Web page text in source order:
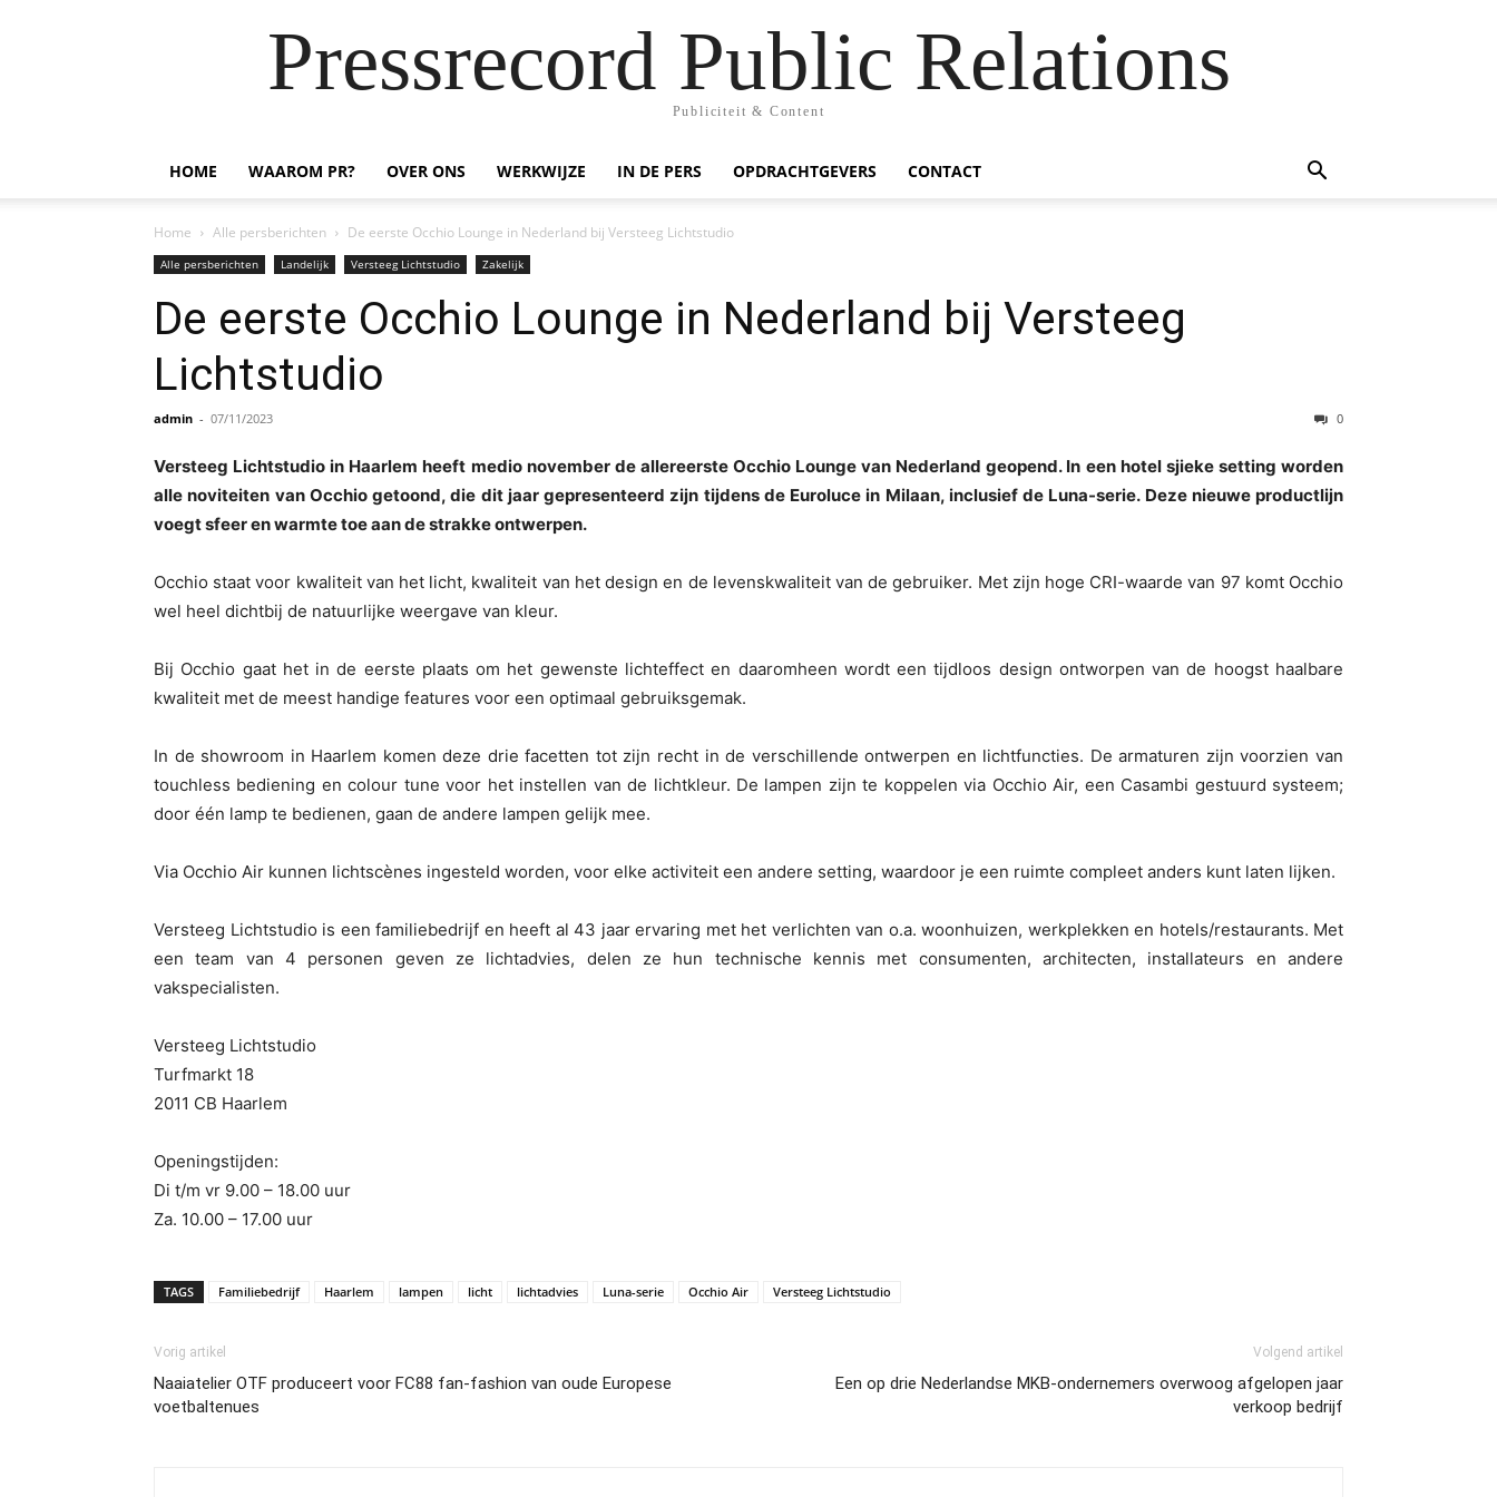
Pressrecord Public Relations
Publiciteit & Content
HOME WAAROM PR? OVER ONS WERKWIJZE IN DE PERS OPDRACHTGEVERS CONTACT
Home Alle persberichten De eerste Occhio Lounge in Nederland bij Versteeg Lichtstudio
Alle persberichten Landelijk Versteeg Lichtstudio Zakelijk
De eerste Occhio Lounge in Nederland bij Versteeg
Lichtstudio
admin - 07/11/2023 0
Versteeg Lichtstudio in Haarlem heeft medio november de allereerste Occhio Lounge van Nederland geopend. In een hotel sjieke setting worden
alle noviteiten van Occhio getoond, die dit jaar gepresenteerd zijn tijdens de Euroluce in Milaan, inclusief de Luna-serie. Deze nieuwe productlijn
voegt sfeer en warmte toe aan de strakke ontwerpen.
Occhio staat voor kwaliteit van het licht, kwaliteit van het design en de levenskwaliteit van de gebruiker. Met zijn hoge CRI-waarde van 97 komt Occhio
wel heel dichtbij de natuurlijke weergave van kleur.
Bij Occhio gaat het in de eerste plaats om het gewenste lichteffect en daaromheen wordt een tijdloos design ontworpen van de hoogst haalbare
kwaliteit met de meest handige features voor een optimaal gebruiksgemak.
In de showroom in Haarlem komen deze drie facetten tot zijn recht in de verschillende ontwerpen en lichtfuncties. De armaturen zijn voorzien van
touchless bediening en colour tune voor het instellen van de lichtkleur. De lampen zijn te koppelen via Occhio Air, een Casambi gestuurd systeem;
door één lamp te bedienen, gaan de andere lampen gelijk mee.
Via Occhio Air kunnen lichtscènes ingesteld worden, voor elke activiteit een andere setting, waardoor je een ruimte compleet anders kunt laten lijken.
Versteeg Lichtstudio is een familiebedrijf en heeft al 43 jaar ervaring met het verlichten van o.a. woonhuizen, werkplekken en hotels/restaurants. Met
een team van 4 personen geven ze lichtadvies, delen ze hun technische kennis met consumenten, architecten, installateurs en andere
vakspecialisten.
Versteeg Lichtstudio
Turfmarkt 18
2011 CB Haarlem
Openingstijden:
Di t/m vr 9.00 – 18.00 uur
Za. 10.00 – 17.00 uur
TAGS Familiebedrijf Haarlem lampen licht lichtadvies Luna-serie Occhio Air Versteeg Lichtstudio
Vorig artikel
Naaiatelier OTF produceert voor FC88 fan-fashion van oude Europese
voetbaltenues
Volgend artikel
Een op drie Nederlandse MKB-ondernemers overwoog afgelopen jaar
verkoop bedrijf